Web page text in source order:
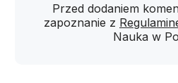
Przed dodaniem
zapoznanie z
Nauka w